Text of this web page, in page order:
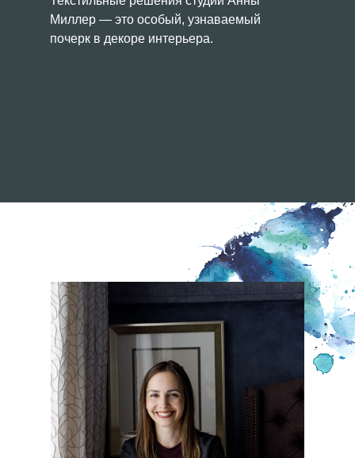
Миллер — это особый, узнаваемый
почерк в декоре интерьера.